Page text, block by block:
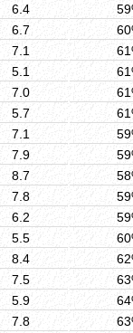
6.4
6.7
7.1
5.1
7.0
5.7
7.1
7.9
8.7
7.8
6.2
5.5
8.4
7.5
5.9
7.8